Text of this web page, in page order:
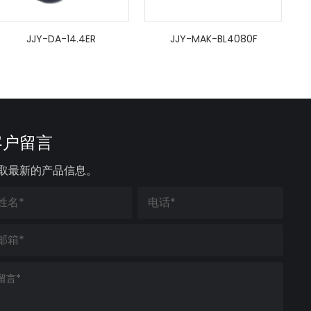
JJY-DA-14.4ER JJY-MAK-BL4080F
留言
最新的产品信息。